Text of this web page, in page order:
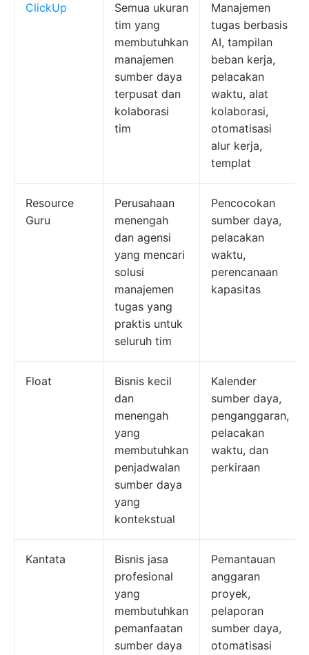
ClickUp
Semua ukuran
tim yang
membutuhkan
manajemen
sumber daya
terpusat dan
kolaborasi
tim
Manajemen
tugas berbasis
AI, tampilan
beban kerja,
pelacakan
waktu, alat
kolaborasi,
otomatisasi
alur kerja,
templat
Resource
Guru
Perusahaan
menengah
dan agensi
yang mencari
solusi
manajemen
tugas yang
praktis untuk
seluruh tim
Pencocokan
sumber daya,
pelacakan
waktu,
perencanaan
kapasitas
Float
Bisnis kecil
dan
menengah
yang
membutuhkan
penjadwalan
sumber daya
yang
kontekstual
Kalender
sumber daya,
penganggaran,
pelacakan
waktu, dan
perkiraan
Kantata
Bisnis jasa
profesional
yang
membutuhkan
pemanfaatan
sumber daya
Pemantauan
anggaran
proyek,
pelaporan
sumber daya,
otomatisasi